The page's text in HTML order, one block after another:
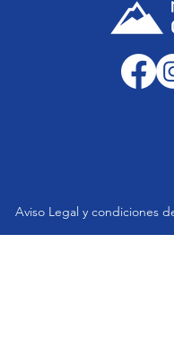
Aviso Legal y condiciones